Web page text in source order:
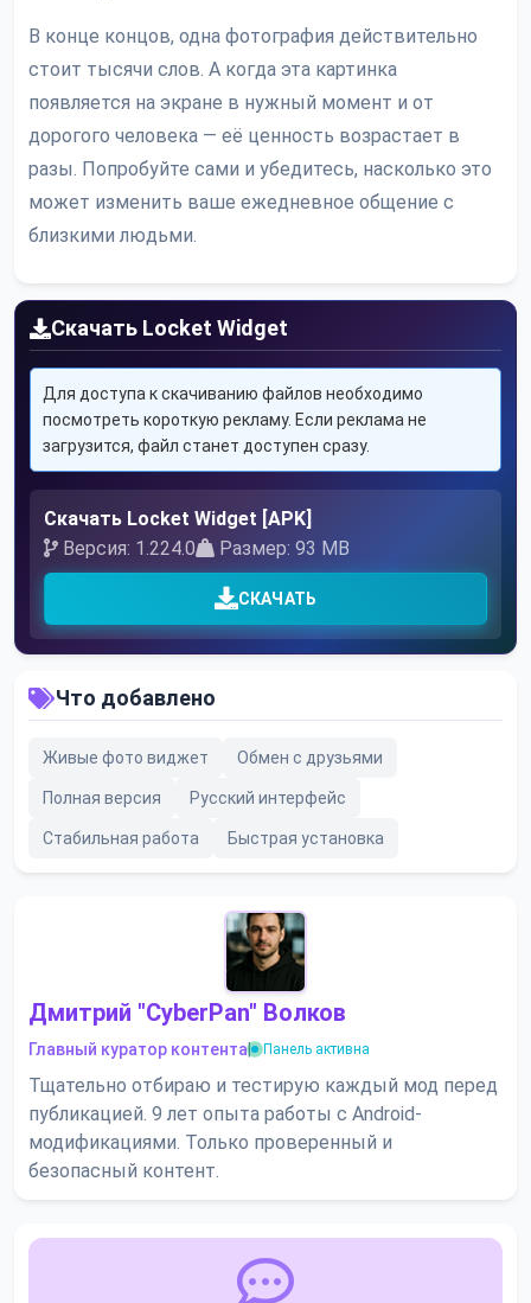
В конце концов, одна фотография действительно
стоит тысячи слов. А когда эта картинка
появляется на экране в нужный момент и от
дорогого человека — её ценность возрастает в
разы. Попробуйте сами и убедитесь, насколько это
может изменить ваше ежедневное общение с
близкими людьми.
Скачать Locket Widget
Для доступа к скачиванию файлов необходимо
посмотреть короткую рекламу. Если реклама не
загрузится, файл станет доступен сразу.
Скачать Locket Widget [APK]
Версия: 1.224.0
Размер: 93 MB
СКАЧАТЬ
Что добавлено
Живые фото виджет Обмен с друзьями
Полная версия Русский интерфейс
Стабильная работа Быстрая установка
Дмитрий "CyberPan" Волков
Главный куратор контента| Панель активна
Тщательно отбираю и тестирую каждый мод перед
публикацией. 9 лет опыта работы с Android-
модификациями. Только проверенный и
безопасный контент.